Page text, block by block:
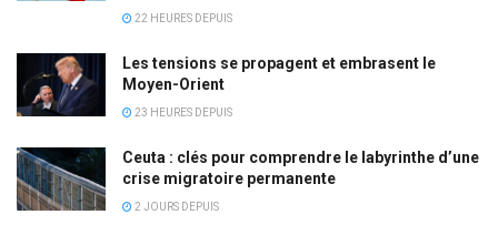
22 HEURES DEPUIS
Les tensions se propagent et embrasent le
Moyen-Orient
23 HEURES DEPUIS
Ceuta : clés pour comprendre le labyrinthe d’une
crise migratoire permanente
2 JOURS DEPUIS